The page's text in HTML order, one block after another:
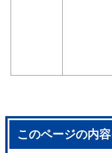
このページの内